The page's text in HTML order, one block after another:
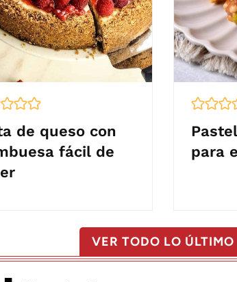
de queso con
fácil de
para
VER TODO LO ÚLTIMO